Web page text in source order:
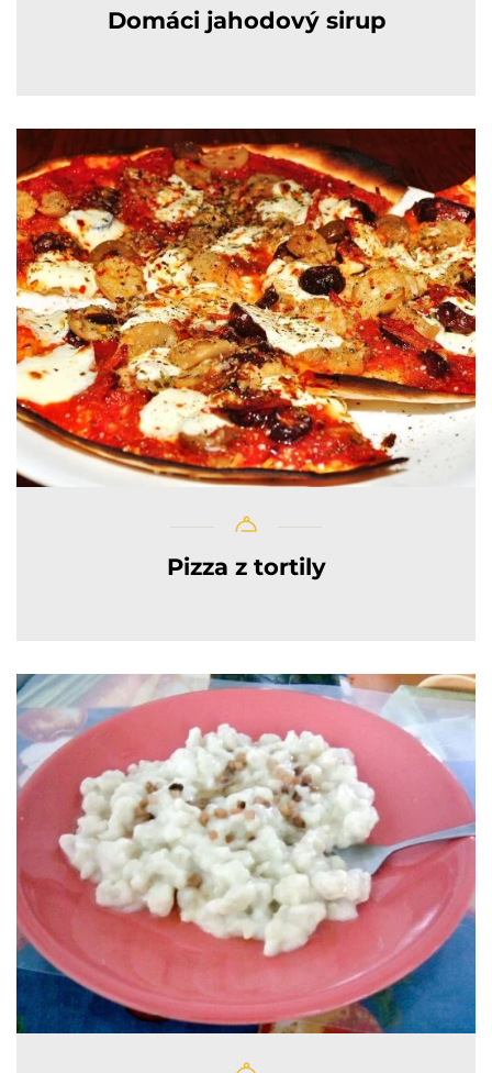
Domáci jahodový sirup
Pizza z tortily